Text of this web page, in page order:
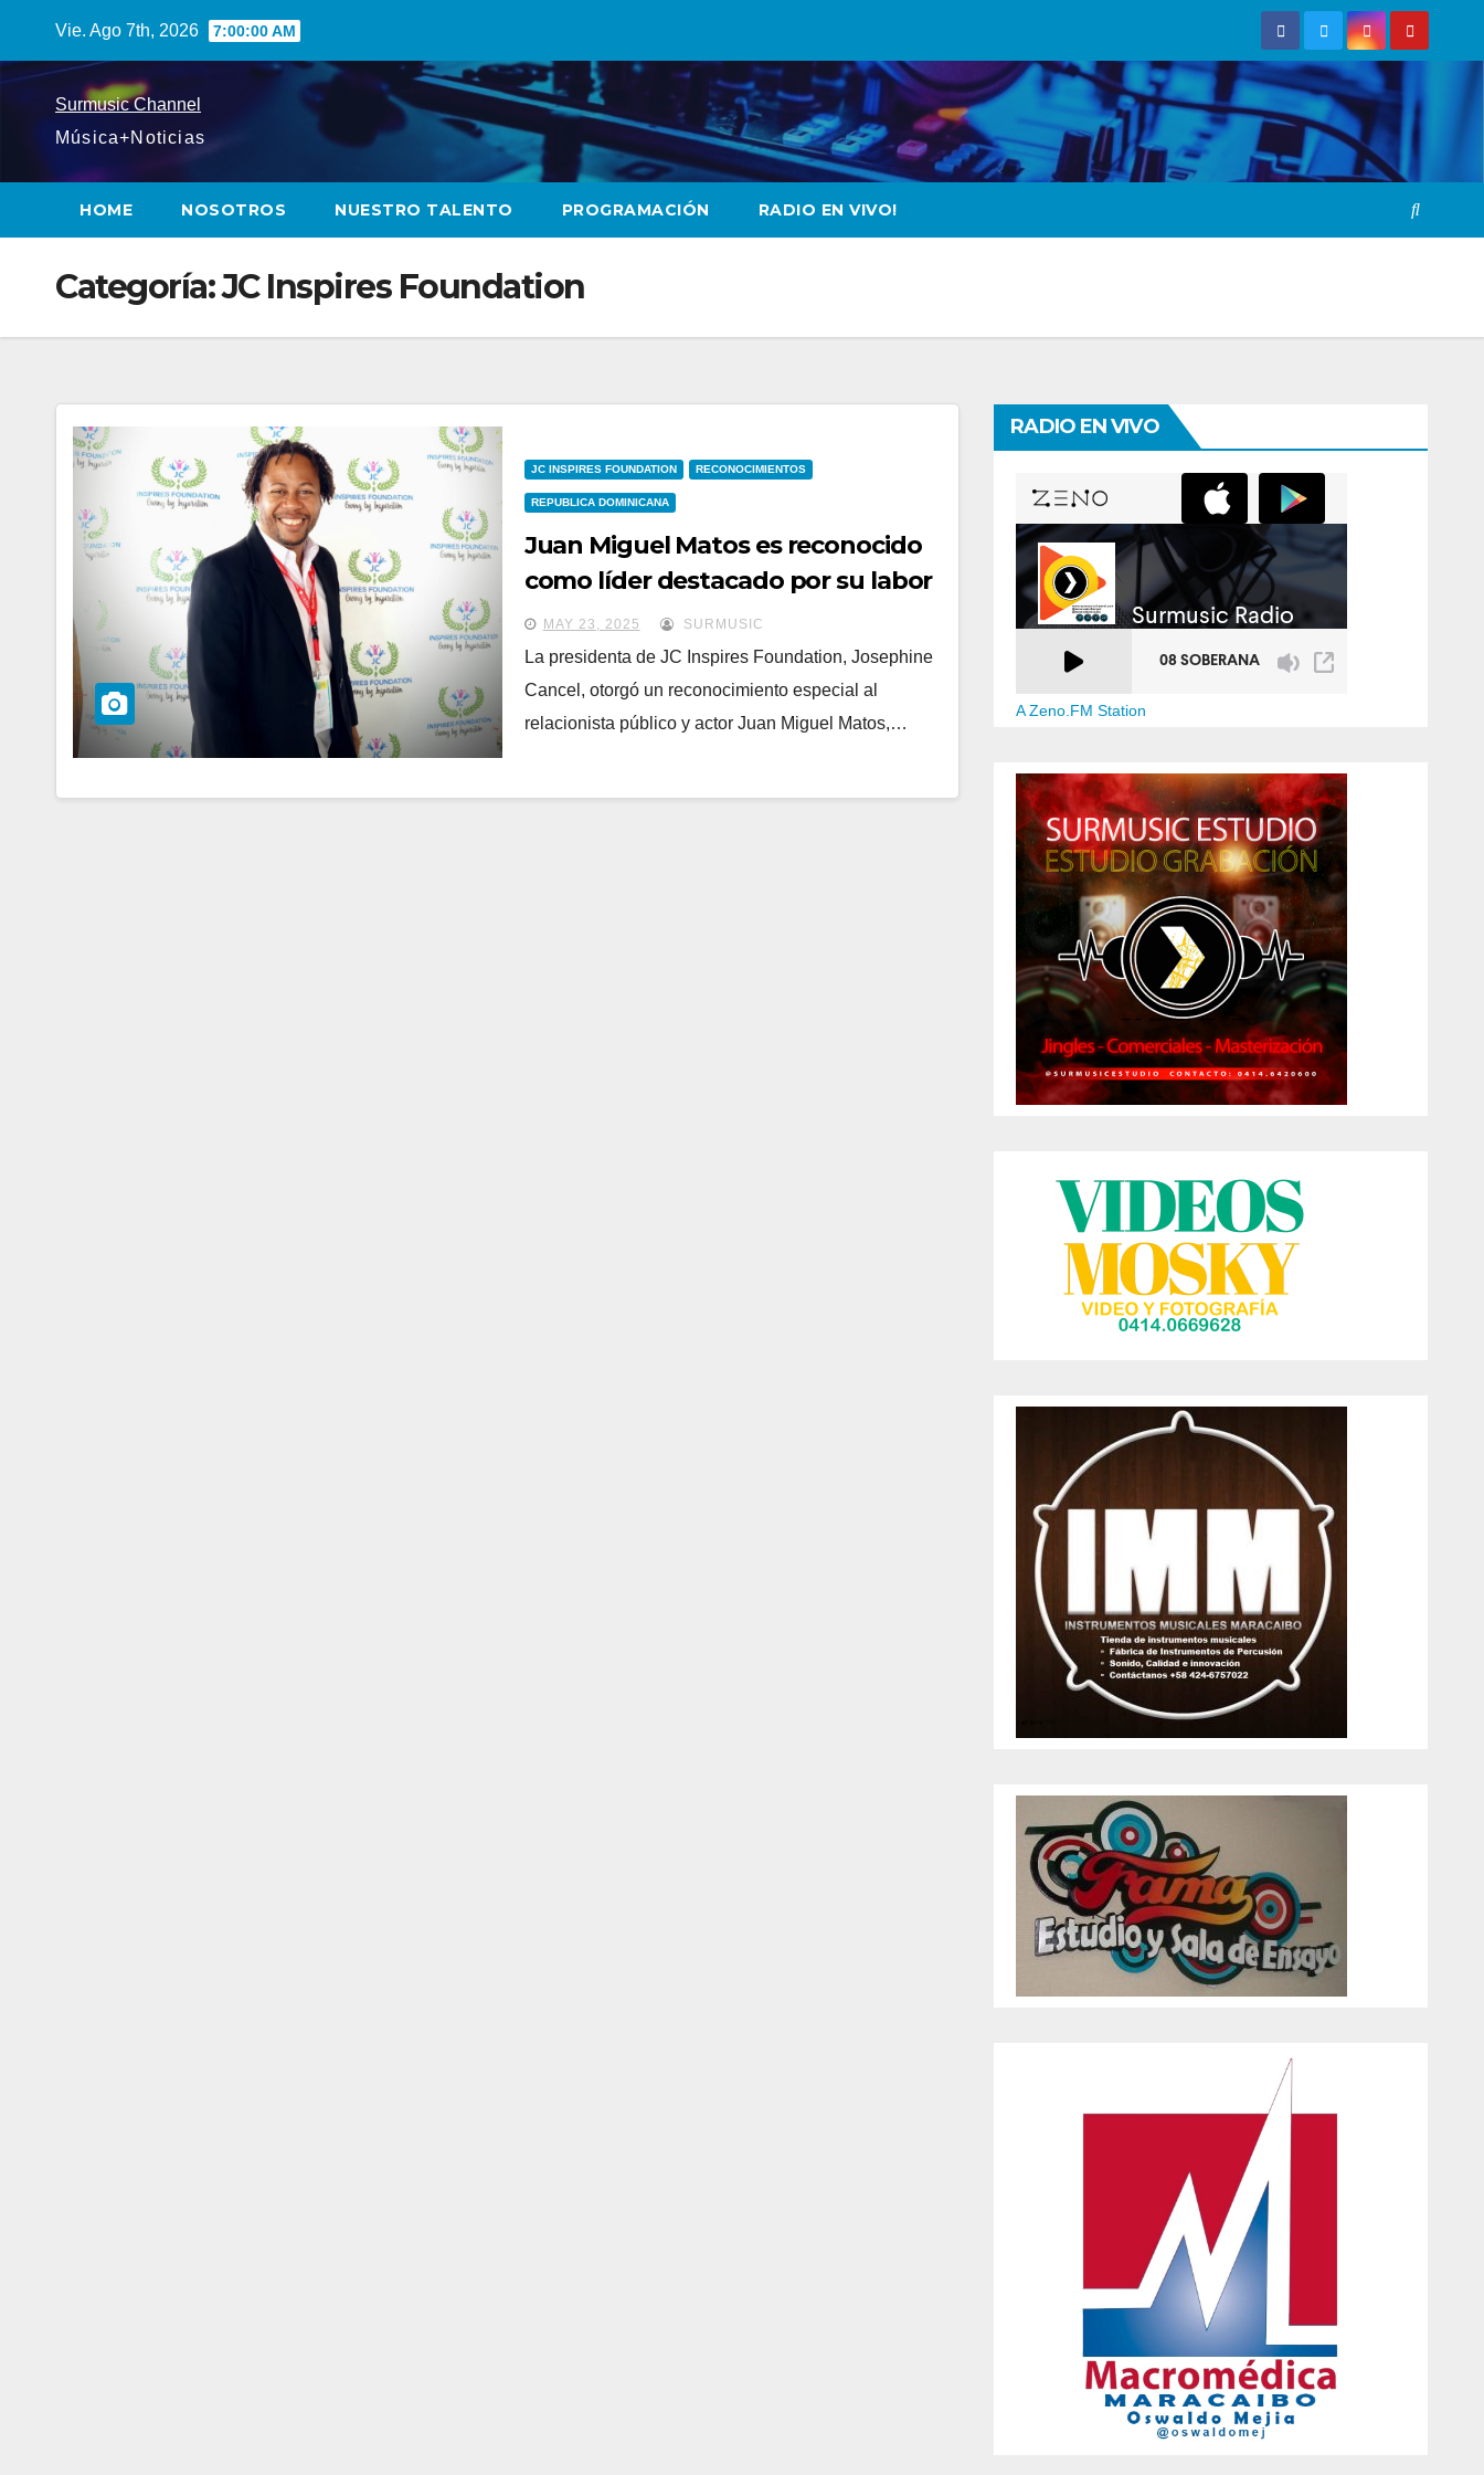
contenido
Vie. Ago 7th, 2026 7:00:00 AM
Surmusic Channel
Música+Noticias
HOME NOSOTROS NUESTRO TALENTO PROGRAMACIÓN RADIO EN VIVO!
Categoría:JC Inspires Foundation
JC INSPIRES FOUNDATION RECONOCIMIENTOS
REPUBLICA DOMINICANA
Juan Miguel Matos es reconocido
como líder destacado por su labor
social en la República Dominicana
MAY 23, 2025 SURMUSIC
La presidenta de JC Inspires Foundation, Josephine
Cancel, otorgó un reconocimiento especial al
relacionista público y actor Juan Miguel Matos,…
RADIO EN VIVO
A Zeno.FM Station